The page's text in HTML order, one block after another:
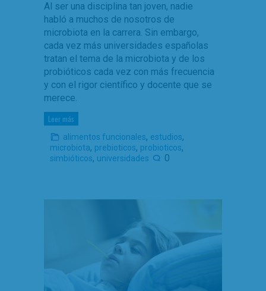
Al ser una disciplina tan joven, nadie
habló a muchos de nosotros de
microbiota en la carrera. Sin embargo,
cada vez más universidades españolas
tratan el tema de la microbiota y de los
probióticos cada vez con más frecuencia
y con el rigor científico y docente que se
merece.
Leer más
alimentos funcionales, estudios,
microbiota, prebioticos, probioticos,
simbióticos, universidades 0